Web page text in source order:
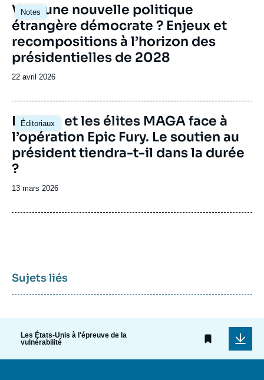
Notes
Image
principale
Vers une nouvelle politique
étrangère démocrate ? Enjeux et
recompositions à l’horizon des
présidentielles de 2028
Date
publication
22 avril 2026
Éditoriaux
Image
principale
La base et les élites MAGA face à
l’opération Epic Fury. Le soutien au
président tiendra-t-il dans la durée
?
Date
publication
13 mars 2026
Sujets liés
Les États-Unis à l'épreuve de la
vulnérabilité